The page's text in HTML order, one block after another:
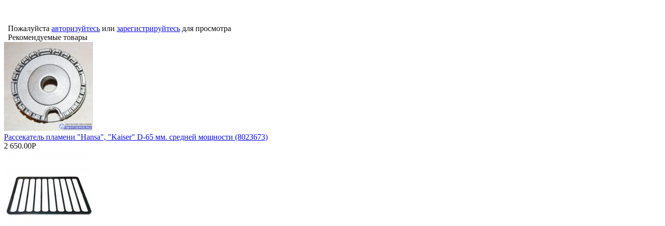
Пожалуйста авторизуйтесь или зарегистрируйтесь для просмотра
Рекомендуемые товары
Рассекатель пламени "Hansa", "Kaiser" D-65 мм. средней мощности (8023673)
2 650.00Р